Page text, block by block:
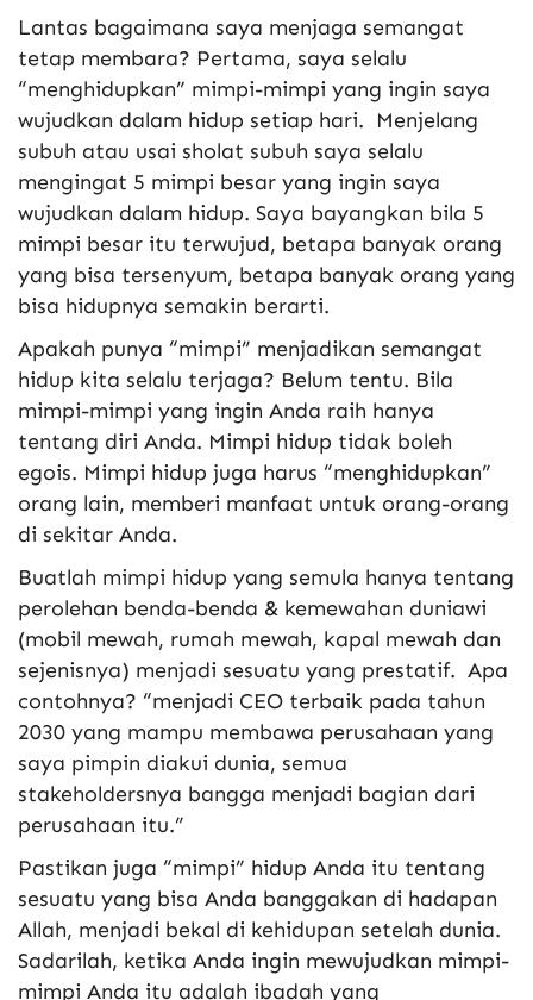
Lantas bagaimana saya menjaga semangat
tetap membara? Pertama, saya selalu
“menghidupkan” mimpi-mimpi yang ingin saya
wujudkan dalam hidup setiap hari. Menjelang
subuh atau usai sholat subuh saya selalu
mengingat 5 mimpi besar yang ingin saya
wujudkan dalam hidup. Saya bayangkan bila 5
mimpi besar itu terwujud, betapa banyak orang
yang bisa tersenyum, betapa banyak orang yang
bisa hidupnya semakin berarti.
Apakah punya “mimpi” menjadikan semangat
hidup kita selalu terjaga? Belum tentu. Bila
mimpi-mimpi yang ingin Anda raih hanya
tentang diri Anda. Mimpi hidup tidak boleh
egois. Mimpi hidup juga harus “menghidupkan”
orang lain, memberi manfaat untuk orang-orang
di sekitar Anda.
Buatlah mimpi hidup yang semula hanya tentang
perolehan benda-benda & kemewahan duniawi
(mobil mewah, rumah mewah, kapal mewah dan
sejenisnya) menjadi sesuatu yang prestatif. Apa
contohnya? “menjadi CEO terbaik pada tahun
2030 yang mampu membawa perusahaan yang
saya pimpin diakui dunia, semua
stakeholdersnya bangga menjadi bagian dari
perusahaan itu.”
Pastikan juga “mimpi” hidup Anda itu tentang
sesuatu yang bisa Anda banggakan di hadapan
Allah, menjadi bekal di kehidupan setelah dunia.
Sadarilah, ketika Anda ingin mewujudkan mimpi-
mimpi Anda itu adalah ibadah yang